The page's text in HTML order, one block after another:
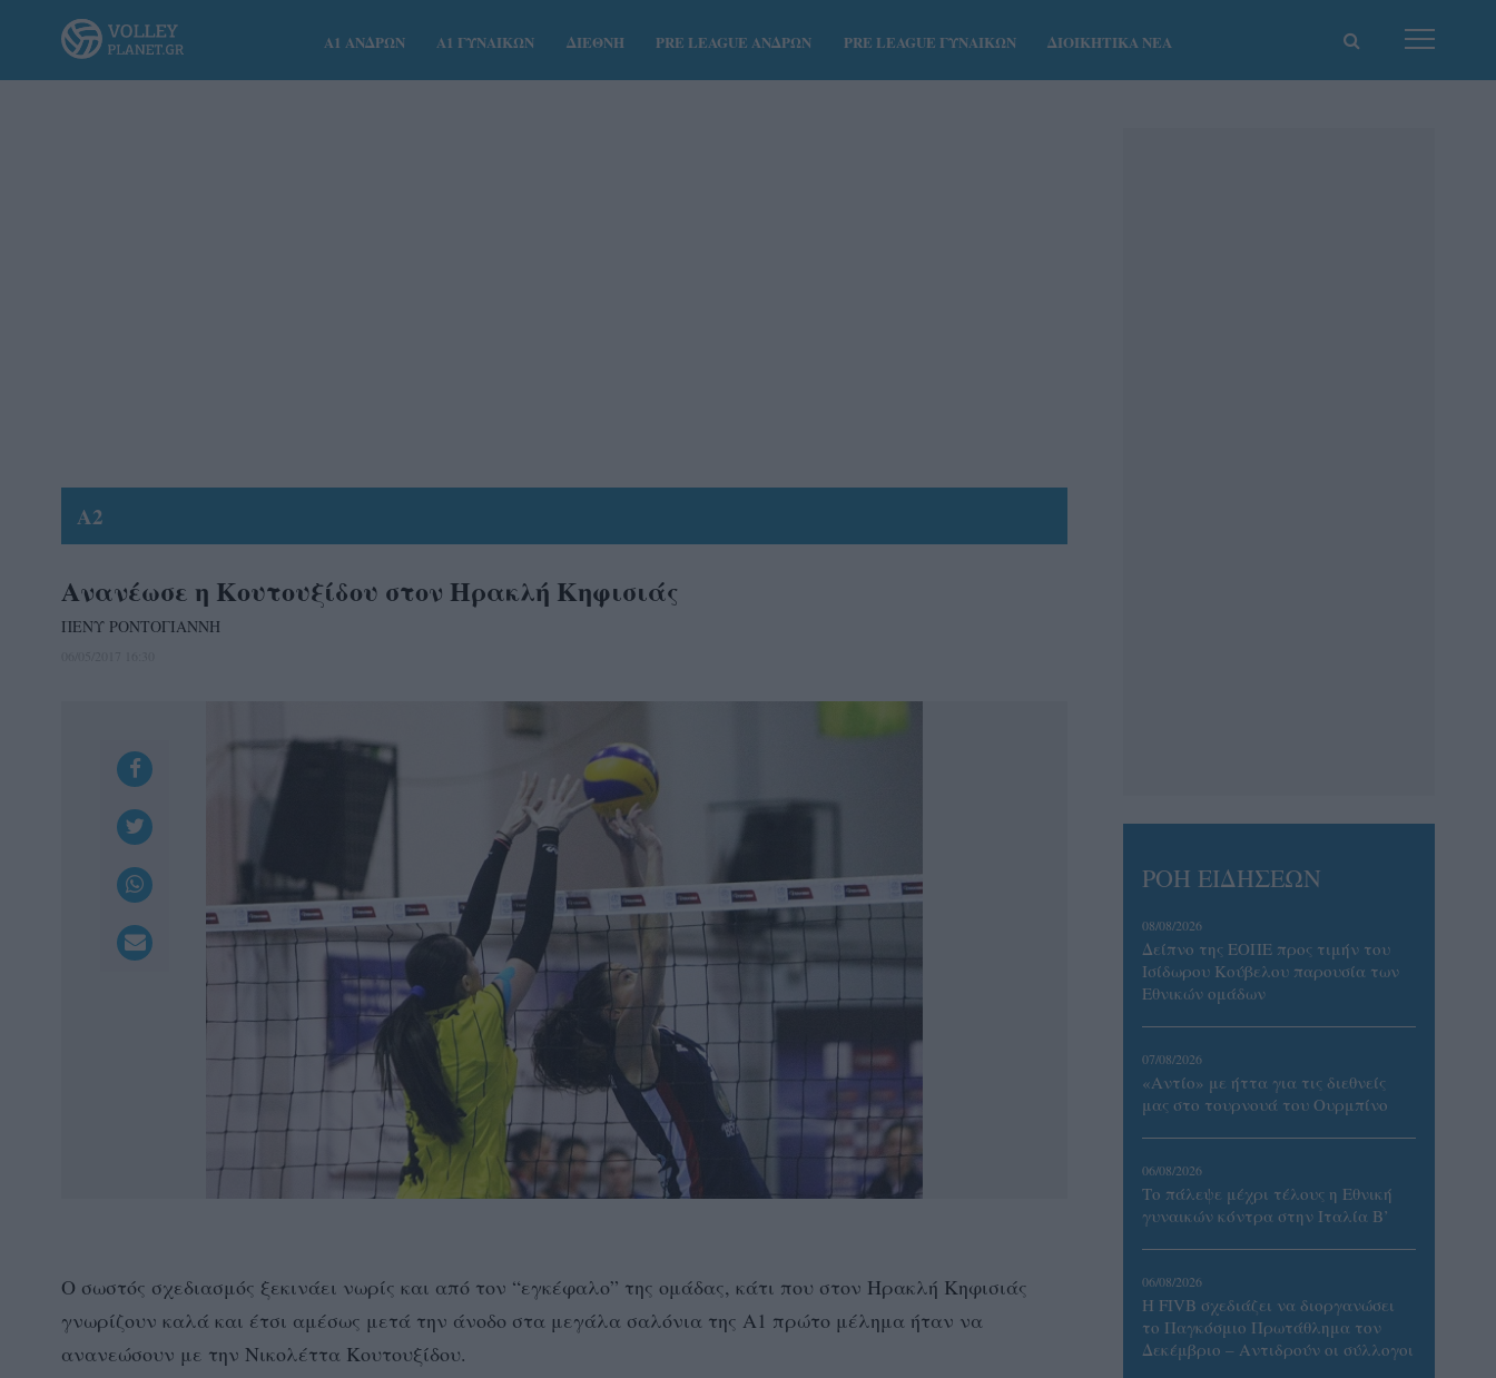
Α1 ΑΝΔΡΩΝ Α1 ΓΥΝΑΙΚΩΝ ΔΙΕΘΝΗ PRE LEAGUE ΑΝΔΡΩΝ PRE LEAGUE ΓΥΝΑΙΚΩΝ ΔΙΟΙΚΗΤΙΚΑ ΝΕΑ
A2
Ανανέωσε η Κουτουξίδου στον Ηρακλή Κηφισιάς
ΠΕΝΥ ΡΟΝΤΟΓΙΑΝΝΗ
Ο σωστός σχεδιασμός ξεκινάει νωρίς και από τον “εγκέφαλο” της ομάδας, κάτι που στον Ηρακλή Κηφισιάς
γνωρίζουν καλά και έτσι αμέσως μετά την άνοδο στα μεγάλα σαλόνια της Α1 πρώτο μέλημα ήταν να
ανανεώσουν με την Νικολέττα Κουτουξίδου.
ΡΟΗ ΕΙΔΗΣΕΩΝ
08/08/2026
Δείπνο της ΕΟΠΕ προς τιμήν του
Ισίδωρου Κούβελου παρουσία των
Εθνικών ομάδων
07/08/2026
«Αντίο» με ήττα για τις διεθνείς
μας στο τουρνουά του Ουρμπίνο
06/08/2026
Το πάλεψε μέχρι τέλους η Εθνική
γυναικών κόντρα στην Ιταλία Β’
06/08/2026
Η FIVB σχεδιάζει να διοργανώσει
το Παγκόσμιο Πρωτάθλημα τον
Δεκέμβριο – Αντιδρούν οι σύλλογοι